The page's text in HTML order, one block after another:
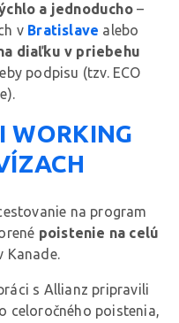
a jednoducho–
v Bratislave alebo
diaľku v priebehu
podpisu (tzv. ECO
WORKING
na program
poistenie na celú
Kanade.
s Allianz pripravili
celoročného poistenia,